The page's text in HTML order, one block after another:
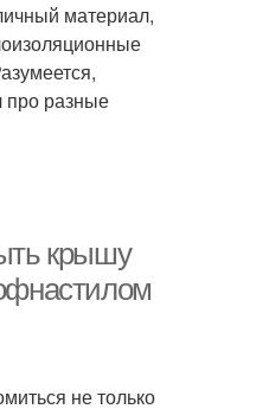
материал,
про разные
крышу
не только